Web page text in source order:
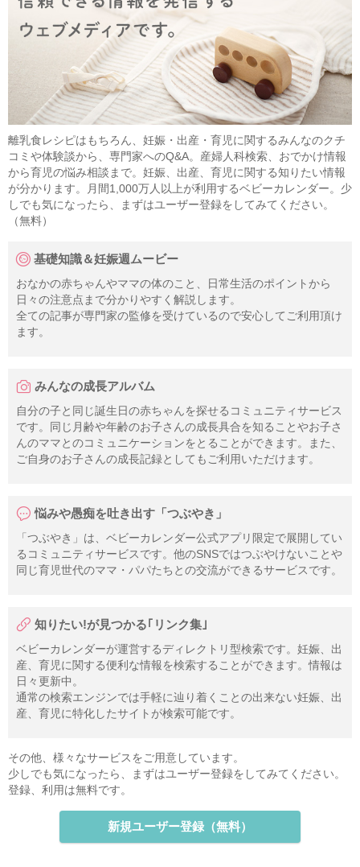
離乳食レシピはもちろん、妊娠・出産・育児に関するみんなのクチ
コミや体験談から、専門家へのQ&A。産婦人科検索、おでかけ情報
から育児の悩み相談まで。妊娠、出産、育児に関する知りたい情報
が分かります。月間1,000万人以上が利用するベビーカレンダー。少
しでも気になったら、まずはユーザー登録をしてみてください。
（無料）
基礎知識＆妊娠週ムービー
おなかの赤ちゃんやママの体のこと、日常生活のポイントから
日々の注意点まで分かりやすく解説します。
全ての記事が専門家の監修を受けているので安心してご利用頂け
ます。
みんなの成長アルバム
自分の子と同じ誕生日の赤ちゃんを探せるコミュニティサービス
です。同じ月齢や年齢のお子さんの成長具合を知ることやお子さ
んのママとのコミュニケーションをとることができます。また、
ご自身のお子さんの成長記録としてもご利用いただけます。
悩みや愚痴を吐き出す「つぶやき」
「つぶやき」は、ベビーカレンダー公式アプリ限定で展開してい
るコミュニティサービスです。他のSNSではつぶやけないことや
同じ育児世代のママ・パパたちとの交流ができるサービスです。
知りたい!が見つかる｢リンク集｣
ベビーカレンダーが運営するディレクトリ型検索です。妊娠、出
産、育児に関する便利な情報を検索することができます。情報は
日々更新中。
通常の検索エンジンでは手軽に辿り着くことの出来ない妊娠、出
産、育児に特化したサイトが検索可能です。
その他、様々なサービスをご用意しています。
少しでも気になったら、まずはユーザー登録をしてみてください。
登録、利用は無料です。
新規ユーザー登録（無料）